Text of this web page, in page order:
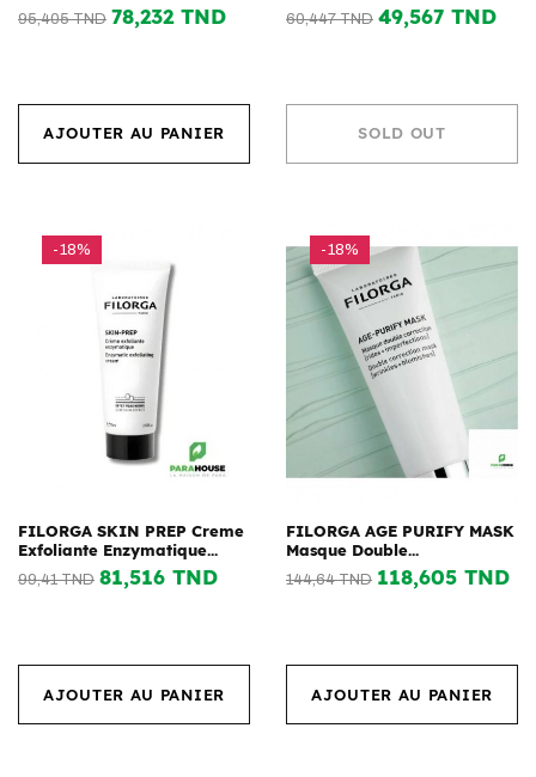
95,405 TND 78,232 TND
AJOUTER AU PANIER
60,447 TND 49,567 TND
SOLD OUT
-18%
FILORGA SKIN PREP Creme
Exfoliante Enzymatique...
99,41 TND 81,516 TND
AJOUTER AU PANIER
-18%
FILORGA AGE PURIFY MASK
Masque Double...
144,64 TND 118,605 TND
AJOUTER AU PANIER